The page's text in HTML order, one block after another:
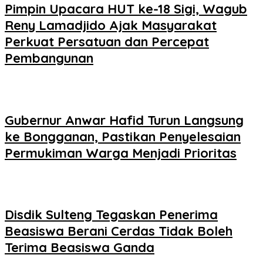
Pimpin Upacara HUT ke-18 Sigi, Wagub
Reny Lamadjido Ajak Masyarakat
Perkuat Persatuan dan Percepat
Pembangunan
Gubernur Anwar Hafid Turun Langsung
ke Bongganan, Pastikan Penyelesaian
Permukiman Warga Menjadi Prioritas
Disdik Sulteng Tegaskan Penerima
Beasiswa Berani Cerdas Tidak Boleh
Terima Beasiswa Ganda